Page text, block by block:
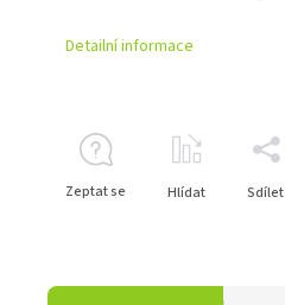
Detailní informace
Zeptat se Hlídat Sdílet